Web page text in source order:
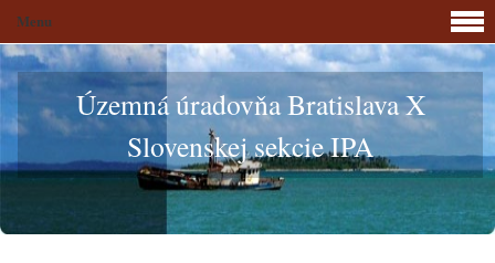
Územná úradovňa Bratislava X
Slovenskej sekcie IPA
Menu